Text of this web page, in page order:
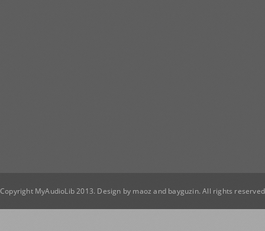
Copyright MyAudioLib 2013. Design by maoz and bayguzin. All rights